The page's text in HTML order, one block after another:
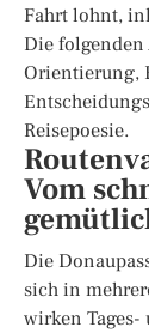
Fahrt lohnt,
Die
Orientierung,
Reisepoesie.
Vom
Die
sich in
wirken Tages-